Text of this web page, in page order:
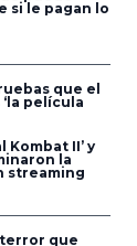
si le pagan lo
que el
película
Kombat II’ y
la
streaming
terror que